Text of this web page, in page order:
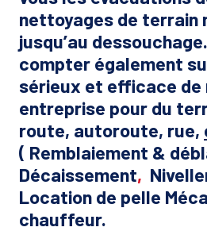
nettoyages de terrain
jusqu’au
compter également
sérieux et efficace de
entreprise pour du
route, autoroute, rue,
( Remblaiement &
Décaissement,
Location de pelle
chauffeur.